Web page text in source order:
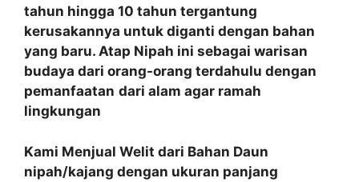
tahun hingga 10 tahun tergantung
kerusakannya untuk diganti dengan bahan
yang baru. Atap Nipah ini sebagai warisan
budaya dari orang-orang terdahulu dengan
pemanfaatan dari alam agar ramah
lingkungan
Kami Menjual Welit dari Bahan Daun
nipah/kajang dengan ukuran panjang